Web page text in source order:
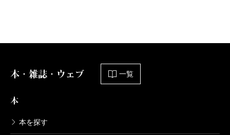
2015/02/09
本・雑誌・ウェブ 一覧
本
本を探す